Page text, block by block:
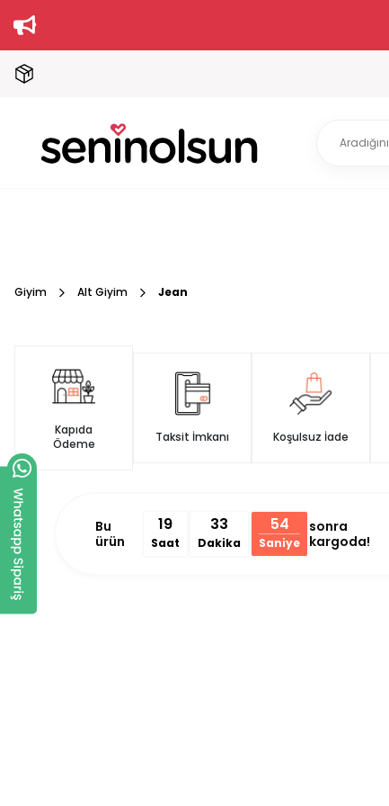
Giyim Alt Giyim Jean
Kapıda
Ödeme
Taksit İmkanı Koşulsuz İade
Bu
ürün
19
Saat
33
Dakika
53
Saniye
sonra
kargoda!